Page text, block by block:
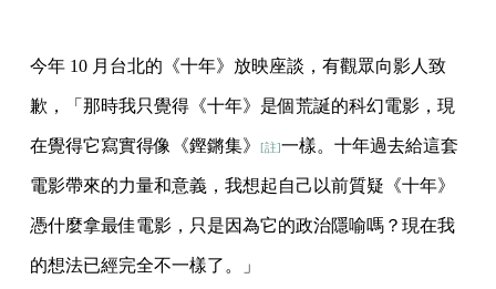
今年 10 月台北的《十年》放映座談，有觀眾向影人致
歉，「那時我只覺得《十年》是個荒誕的科幻電影，現
在覺得它寫實得像《鏗鏘集》 [註]一樣。十年過去給這套
電影帶來的力量和意義，我想起自己以前質疑《十年》
憑什麼拿最佳電影，只是因為它的政治隱喻嗎？現在我
的想法已經完全不一樣了。」